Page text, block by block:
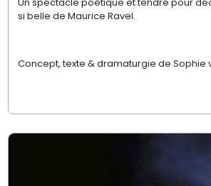
si belle de Maurice Ravel.
Concept, texte & dramaturgie de Sophie